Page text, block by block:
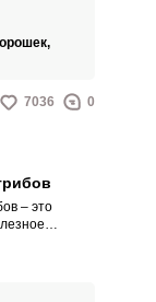
их также
7036 0
– это